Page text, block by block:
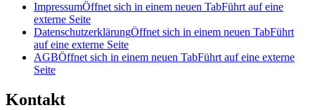
ImpressumÖffnet sich in einem neuen TabFührt auf eine
externe Seite
DatenschutzerklärungÖffnet sich in einem neuen TabFührt
auf eine externe Seite
AGBÖffnet sich in einem neuen TabFührt auf eine externe
Seite
Kontakt